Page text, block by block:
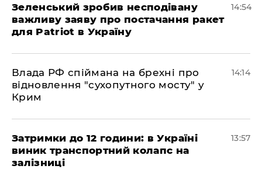
Зеленський зробив несподівану
важливу заяву про постачання ракет
для Patriot в Україну
14:54
Влада РФ спіймана на брехні про
відновлення "сухопутного мосту" у
Крим
14:14
Затримки до 12 години: в Україні
виник транспортний колапс на
залізниці
13:57